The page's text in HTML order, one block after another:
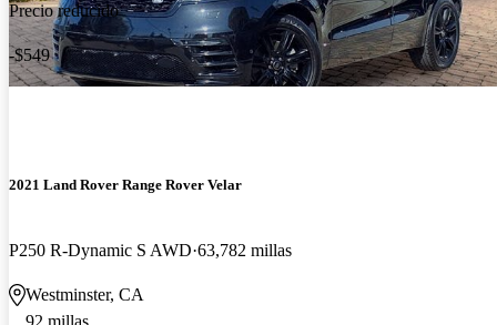
Precio reducido
-$549
2021 Land Rover Range Rover Velar
P250 R-Dynamic S AWD 63,782 millas
Westminster, CA
92 millas